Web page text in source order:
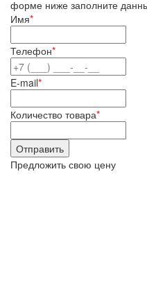
форме ниже заполните
Имя*
Телефон*
E-mail*
Количество товара*
Предложить свою цену